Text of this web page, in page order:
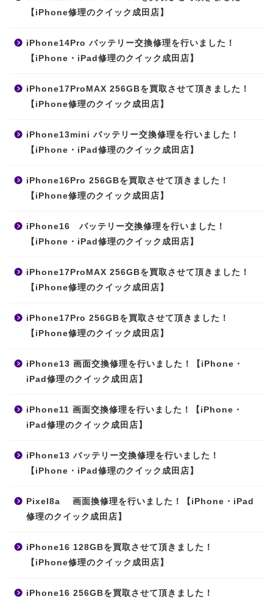
【iPhone修理のクイック成田店】
iPhone14Pro バッテリー交換修理を行いました！
【iPhone・iPad修理のクイック成田店】
iPhone17ProMAX 256GBを買取させて頂きました！
【iPhone修理のクイック成田店】
iPhone13mini バッテリー交換修理を行いました！
【iPhone・iPad修理のクイック成田店】
iPhone16Pro 256GBを買取させて頂きました！
【iPhone修理のクイック成田店】
iPhone16 バッテリー交換修理を行いました！
【iPhone・iPad修理のクイック成田店】
iPhone17ProMAX 256GBを買取させて頂きました！
【iPhone修理のクイック成田店】
iPhone17Pro 256GBを買取させて頂きました！
【iPhone修理のクイック成田店】
iPhone13 画面交換修理を行いました！【iPhone・
iPad修理のクイック成田店】
iPhone11 画面交換修理を行いました！【iPhone・
iPad修理のクイック成田店】
iPhone13 バッテリー交換修理を行いました！
【iPhone・iPad修理のクイック成田店】
Pixel8a 画面換修理を行いました！【iPhone・iPad
修理のクイック成田店】
iPhone16 128GBを買取させて頂きました！
【iPhone修理のクイック成田店】
iPhone16 256GBを買取させて頂きました！